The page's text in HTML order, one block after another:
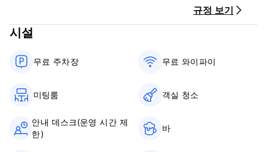
환불 불가 요금의 경우 호텔에서는 예약 금액을 징수하기 위해 유
신용카드가 활성화되지 않은 경우, 호텔에서 고객에게 이메일로
성화할 수 있는 시간이 주어집니다.
호텔이 24시간 이후 예약 금액을 확인(환불 불가)하거나 청구할
- 호텔 도착 시 신용/직불 카드 또는 현금으로 결제(환불 가능 요
세금 포함
취소 정책: 도착 48시간 전. 늦게 취소하거나 노쇼(No Show)하
규정 보기
시설
무료 주차장 무료 와이파이
미팅룸 객실 청소
안내 데스크(운영 시간 제
한)
바